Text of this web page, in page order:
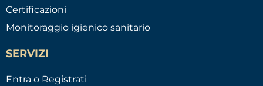
Certificazioni
Monitoraggio igienico sanitario
SERVIZI
Entra o Registrati